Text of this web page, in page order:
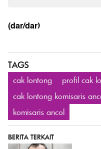
(dar/dar)
TAGS
cak lontong
profil cak
cak lontong komisaris
komisaris ancol
BERITA TERKAIT